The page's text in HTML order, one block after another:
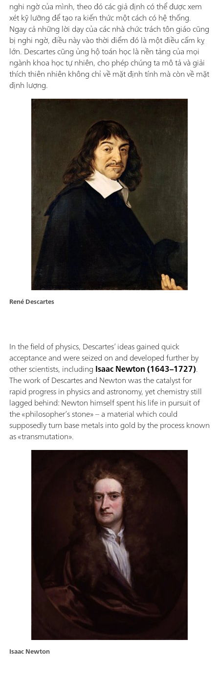
René Descartes
nghi ngờ của mình, theo đó các giả định có thể được xem
xét kỹ lưỡng để tạo ra kiến thức một cách có hệ thống.
Ngay cả những lời dạy của các nhà chức trách tôn giáo cũng
bị nghi ngờ, điều này vào thời điểm đó là một điều cấm kỵ
lớn. Descartes cũng ủng hộ toán học là nền tảng của mọi
ngành khoa học tự nhiên, cho phép chúng ta mô tả và giải
thích thiên nhiên không chỉ về mặt định tính mà còn về mặt
định lượng.
Isaac Newton
In the field of physics, Descartes’ ideas gained quick
acceptance and were seized on and developed further by
other scientists, including Isaac Newton (1643–1727).
The work of Descartes and Newton was the catalyst for
rapid progress in physics and astronomy, yet chemistry still
lagged behind: Newton himself spent his life in pursuit of
the «philosopher’s stone» – a material which could
supposedly turn base metals into gold by the process known
as «transmutation».